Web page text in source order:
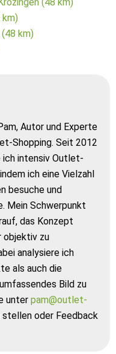
km)
(48 km)
Autor und Experte
Shopping. Seit 2012
ich intensiv Outlet-
ich eine Vielzahl
besuche und
Mein Schwerpunkt
das Konzept
objektiv zu
analysiere ich
als auch die
Bild zu
unter pam@outlet-
stellen oder Feedback